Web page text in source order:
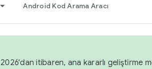
Android Kod Arama Aracı
2026'dan itibaren, ana kararlı geliştirme